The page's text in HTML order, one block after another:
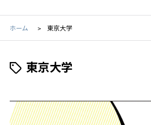
ホーム 東京大学
東京大学